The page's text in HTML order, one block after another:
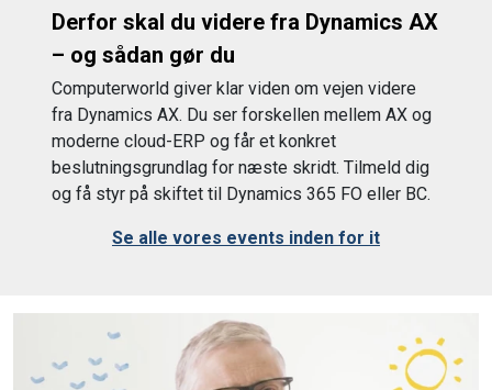
Derfor skal du videre fra Dynamics AX
– og sådan gør du
Computerworld giver klar viden om vejen videre
fra Dynamics AX. Du ser forskellen mellem AX og
moderne cloud-ERP og får et konkret
beslutningsgrundlag for næste skridt. Tilmeld dig
og få styr på skiftet til Dynamics 365 FO eller BC.
Se alle vores events inden for it